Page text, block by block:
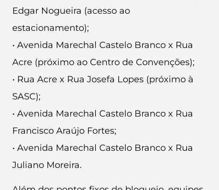
Edgar Nogueira (acesso ao
estacionamento);
• Avenida Marechal Castelo Branco x Rua
Acre (próximo ao Centro de Convenções);
• Rua Acre x Rua Josefa Lopes (próximo à
SASC);
• Avenida Marechal Castelo Branco x Rua
Francisco Araújo Fortes;
• Avenida Marechal Castelo Branco x Rua
Juliano Moreira.